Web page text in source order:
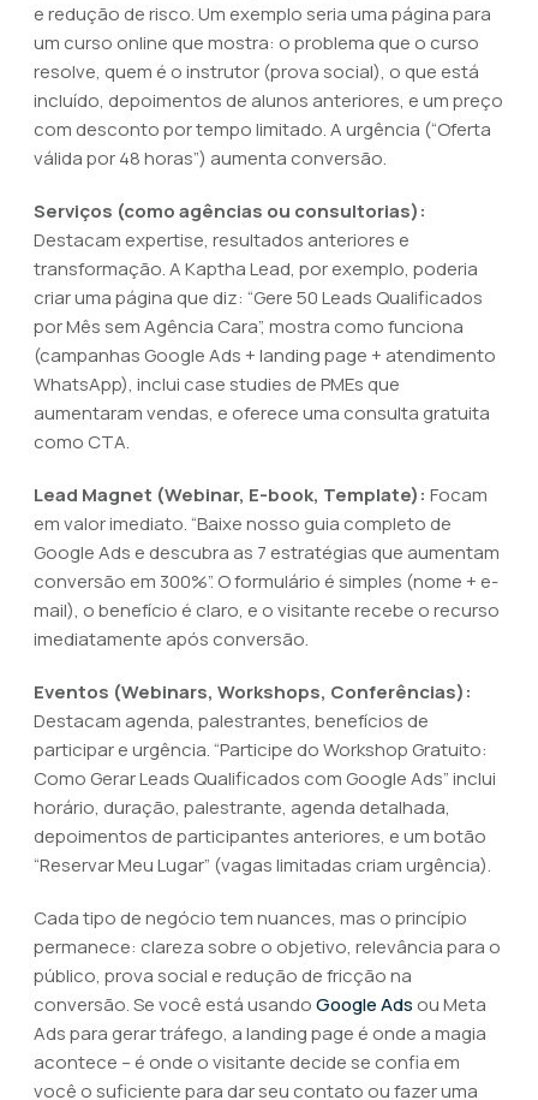
e redução de risco. Um exemplo seria uma página para
um curso online que mostra: o problema que o curso
resolve, quem é o instrutor (prova social), o que está
incluído, depoimentos de alunos anteriores, e um preço
com desconto por tempo limitado. A urgência (“Oferta
válida por 48 horas”) aumenta conversão.
Serviços (como agências ou consultorias):
Destacam expertise, resultados anteriores e
transformação. A Kaptha Lead, por exemplo, poderia
criar uma página que diz: “Gere 50 Leads Qualificados
por Mês sem Agência Cara”, mostra como funciona
(campanhas Google Ads + landing page + atendimento
WhatsApp), inclui case studies de PMEs que
aumentaram vendas, e oferece uma consulta gratuita
como CTA.
Lead Magnet (Webinar, E-book, Template): Focam
em valor imediato. “Baixe nosso guia completo de
Google Ads e descubra as 7 estratégias que aumentam
conversão em 300%”. O formulário é simples (nome + e-
mail), o benefício é claro, e o visitante recebe o recurso
imediatamente após conversão.
Eventos (Webinars, Workshops, Conferências):
Destacam agenda, palestrantes, benefícios de
participar e urgência. “Participe do Workshop Gratuito:
Como Gerar Leads Qualificados com Google Ads” inclui
horário, duração, palestrante, agenda detalhada,
depoimentos de participantes anteriores, e um botão
“Reservar Meu Lugar” (vagas limitadas criam urgência).
Cada tipo de negócio tem nuances, mas o princípio
permanece: clareza sobre o objetivo, relevância para o
público, prova social e redução de fricção na
conversão. Se você está usandoGoogle Ads ou Meta
Ads para gerar tráfego, a landing page é onde a magia
acontece – é onde o visitante decide se confia em
você o suficiente para dar seu contato ou fazer uma